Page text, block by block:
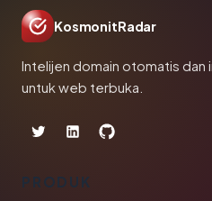
KosmonitRadar
Intelijen domain otomatis dan
untuk web terbuka.
PRODUK